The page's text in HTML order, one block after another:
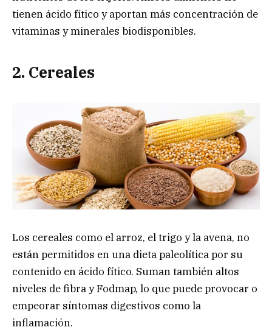
tienen ácido fítico y aportan más concentración de
vitaminas y minerales biodisponibles.
2. Cereales
Los cereales como el arroz, el trigo y la avena, no
están permitidos en una dieta paleolítica por su
contenido en ácido fítico. Suman también altos
niveles de fibra y Fodmap, lo que puede provocar o
empeorar síntomas digestivos como la
inflamación.